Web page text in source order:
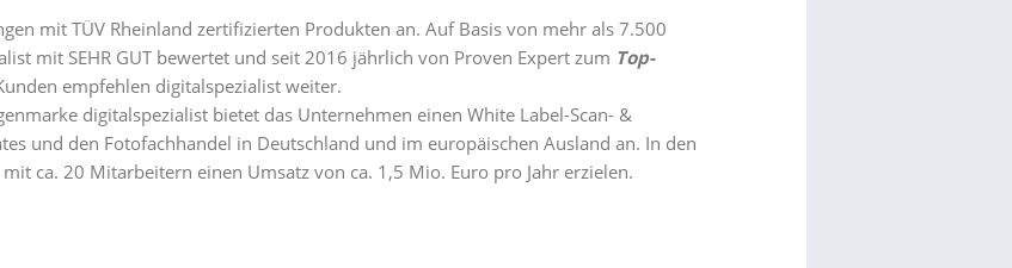
mit TÜV Rheinland zertifizierten Produkten an. Auf Basis von mehr als 7.500
mit SEHR GUT bewertet und seit 2016 jährlich von Proven Expert zum Top-
empfehlen digitalspezialist weiter.
digitalspezialist bietet das Unternehmen einen White Label-Scan- &
und den Fotofachhandel in Deutschland und im europäischen Ausland an. In den
ca. 20 Mitarbeitern einen Umsatz von ca. 1,5 Mio. Euro pro Jahr erzielen.